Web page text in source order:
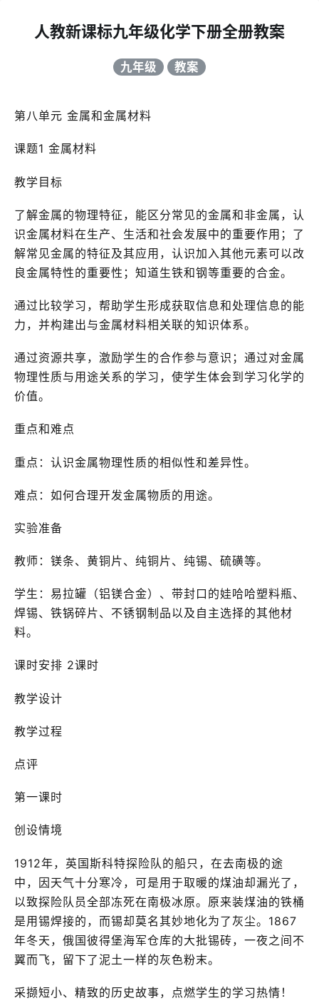
人教新课标九年级化学下册全册教案
九年级 教案
第八单元 金属和金属材料
课题1 金属材料
教学目标
了解金属的物理特征，能区分常见的金属和非金属，认
识金属材料在生产、生活和社会发展中的重要作用；了
解常见金属的特征及其应用，认识加入其他元素可以改
良金属特性的重要性；知道生铁和钢等重要的合金。
通过比较学习，帮助学生形成获取信息和处理信息的能
力，并构建出与金属材料相关联的知识体系。
通过资源共享，激励学生的合作参与意识；通过对金属
物理性质与用途关系的学习，使学生体会到学习化学的
价值。
重点和难点
重点：认识金属物理性质的相似性和差异性。
难点：如何合理开发金属物质的用途。
实验准备
教师：镁条、黄铜片、纯铜片、纯锡、硫磺等。
学生：易拉罐（铝镁合金）、带封口的娃哈哈塑料瓶、
焊锡、铁锅碎片、不锈钢制品以及自主选择的其他材
料。
课时安排 2课时
教学设计
教学过程
点评
第一课时
创设情境
1912年，英国斯科特探险队的船只，在去南极的途
中，因天气十分寒冷，可是用于取暖的煤油却漏光了，
以致探险队员全部冻死在南极冰原。原来装煤油的铁桶
是用锡焊接的，而锡却莫名其妙地化为了灰尘。1867
年冬天，俄国彼得堡海军仓库的大批锡砖，一夜之间不
翼而飞，留下了泥土一样的灰色粉末。
采撷短小、精致的历史故事，点燃学生的学习热情！